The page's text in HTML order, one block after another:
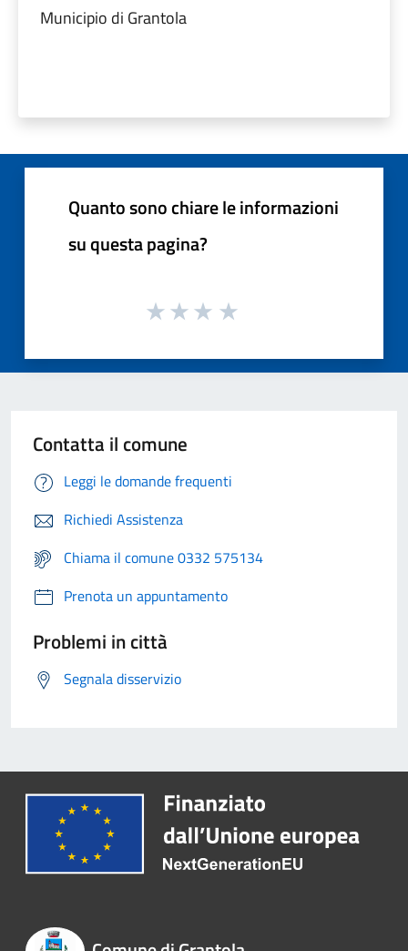
Municipio di Grantola
Quanto sono chiare le informazioni
su questa pagina?
Contatta il comune
Leggi le domande frequenti
Richiedi Assistenza
Chiama il comune 0332 575134
Prenota un appuntamento
Problemi in città
Segnala disservizio